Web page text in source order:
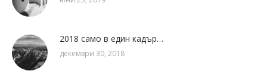
2018 само в един кадър…
декември 30, 2018